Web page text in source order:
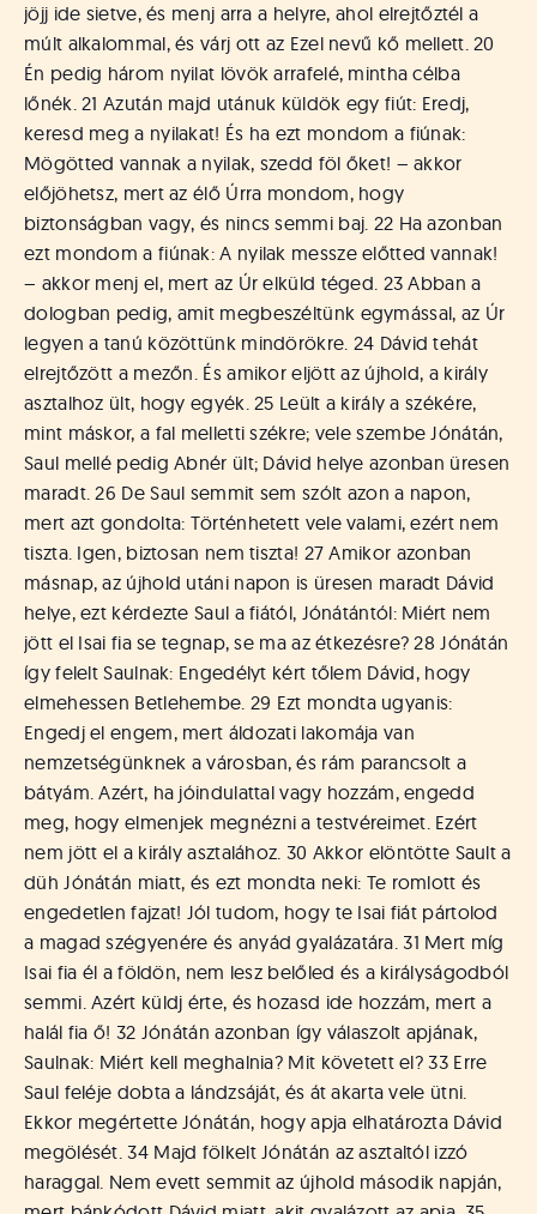
jöjj ide sietve, és menj arra a helyre, ahol elrejtőztél a
múlt alkalommal, és várj ott az Ezel nevű kő mellett. 20
Én pedig három nyilat lövök arrafelé, mintha célba
lőnék. 21 Azután majd utánuk küldök egy fiút: Eredj,
keresd meg a nyilakat! És ha ezt mondom a fiúnak:
Mögötted vannak a nyilak, szedd föl őket! – akkor
előjöhetsz, mert az élő Úrra mondom, hogy
biztonságban vagy, és nincs semmi baj. 22 Ha azonban
ezt mondom a fiúnak: A nyilak messze előtted vannak!
– akkor menj el, mert az Úr elküld téged. 23 Abban a
dologban pedig, amit megbeszéltünk egymással, az Úr
legyen a tanú közöttünk mindörökre. 24 Dávid tehát
elrejtőzött a mezőn. És amikor eljött az újhold, a király
asztalhoz ült, hogy egyék. 25 Leült a király a székére,
mint máskor, a fal melletti székre; vele szembe Jónátán,
Saul mellé pedig Abnér ült; Dávid helye azonban üresen
maradt. 26 De Saul semmit sem szólt azon a napon,
mert azt gondolta: Történhetett vele valami, ezért nem
tiszta. Igen, biztosan nem tiszta! 27 Amikor azonban
másnap, az újhold utáni napon is üresen maradt Dávid
helye, ezt kérdezte Saul a fiától, Jónátántól: Miért nem
jött el Isai fia se tegnap, se ma az étkezésre? 28 Jónátán
így felelt Saulnak: Engedélyt kért tőlem Dávid, hogy
elmehessen Betlehembe. 29 Ezt mondta ugyanis:
Engedj el engem, mert áldozati lakomája van
nemzetségünknek a városban, és rám parancsolt a
bátyám. Azért, ha jóindulattal vagy hozzám, engedd
meg, hogy elmenjek megnézni a testvéreimet. Ezért
nem jött el a király asztalához. 30 Akkor elöntötte Sault a
düh Jónátán miatt, és ezt mondta neki: Te romlott és
engedetlen fajzat! Jól tudom, hogy te Isai fiát pártolod
a magad szégyenére és anyád gyalázatára. 31 Mert míg
Isai fia él a földön, nem lesz belőled és a királyságodból
semmi. Azért küldj érte, és hozasd ide hozzám, mert a
halál fia ő! 32 Jónátán azonban így válaszolt apjának,
Saulnak: Miért kell meghalnia? Mit követett el? 33 Erre
Saul feléje dobta a lándzsáját, és át akarta vele ütni.
Ekkor megértette Jónátán, hogy apja elhatározta Dávid
megölését. 34 Majd fölkelt Jónátán az asztaltól izzó
haraggal. Nem evett semmit az újhold második napján,